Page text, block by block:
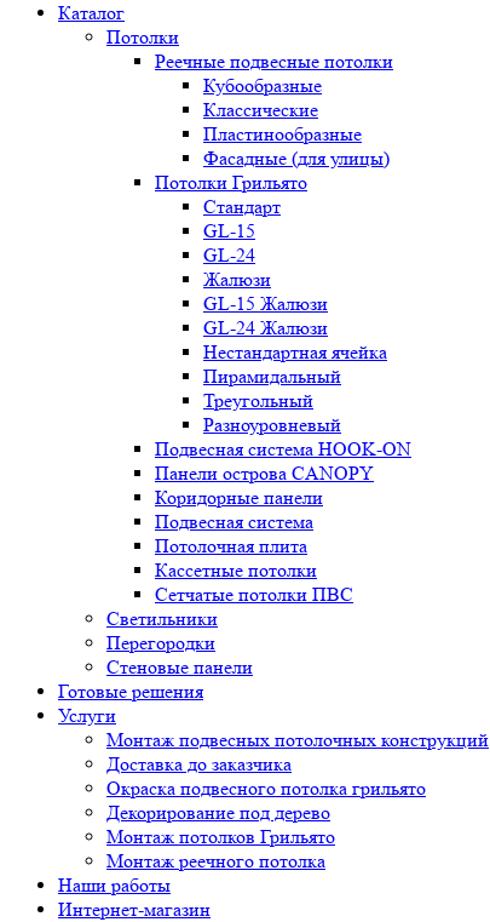
Каталог
Потолки
Реечные подвесные потолки
Кубообразные
Классические
Пластинообразные
Фасадные (для улицы)
Потолки Грильято
Стандарт
GL-15
GL-24
Жалюзи
GL-15 Жалюзи
GL-24 Жалюзи
Нестандартная ячейка
Пирамидальный
Треугольный
Разноуровневый
Подвесная система HOOK-ON
Панели острова CANOPY
Коридорные панели
Подвесная система
Потолочная плита
Кассетные потолки
Сетчатые потолки ПВС
Светильники
Перегородки
Стеновые панели
Готовые решения
Услуги
Монтаж подвесных потолочных конструкций
Доставка до заказчика
Окраска подвесного потолка грильято
Декорирование под дерево
Монтаж потолков Грильято
Монтаж реечного потолка
Наши работы
Интернет-магазин